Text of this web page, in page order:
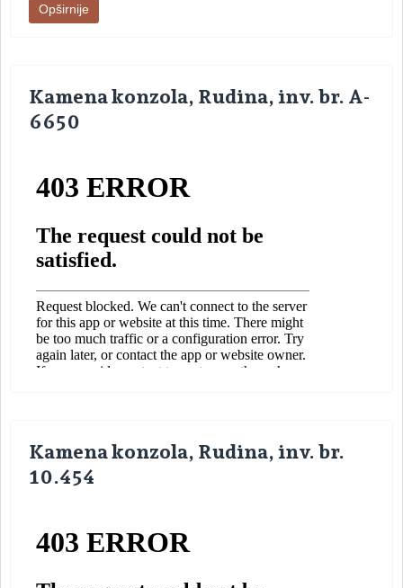
Opširnije
Kamena konzola, Rudina, inv. br. A-
6650
Kamena konzola, Rudina, inv. br.
10.454